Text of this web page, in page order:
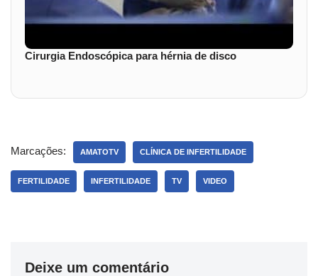
Cirurgia Endoscópica para hérnia de disco
Marcações: AMATOTV CLÍNICA DE INFERTILIDADE
FERTILIDADE INFERTILIDADE TV VIDEO
Deixe um comentário